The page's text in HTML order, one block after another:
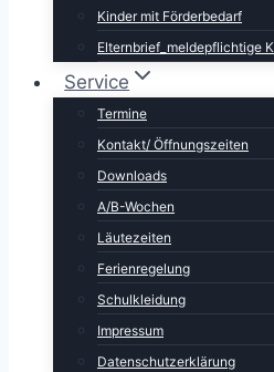
Kinder mit Förderbedarf
Elternbrief_meldepflichtige
Service
Termine
Kontakt/ Öffnungszeiten
Downloads
A/B-Wochen
Läutezeiten
Ferienregelung
Schulkleidung
Impressum
Datenschutzerklärung